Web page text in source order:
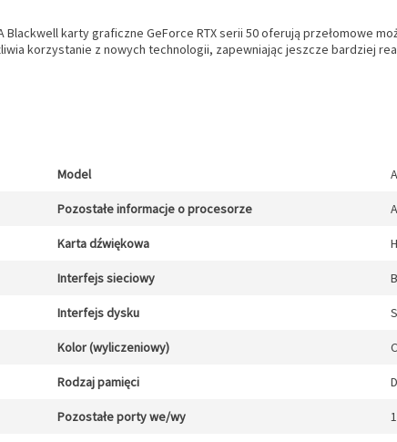
Blackwell karty graficzne GeForce RTX serii 50 oferują przełomowe
korzystanie z nowych technologii, zapewniając jeszcze bardziej
Model
Pozostałe informacje o procesorze
Karta dźwiękowa
Interfejs sieciowy
Interfejs dysku
Kolor (wyliczeniowy)
Rodzaj pamięci
Pozostałe porty we/wy